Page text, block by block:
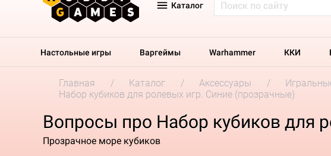
Каталог
Настольные игры Варгеймы Warhammer ККИ
Главная Каталог Аксессуары
Набор кубиков для ролевых игр. Cиние (прозрачные)
Вопросы про Набор кубиков для
Прозрачное море кубиков